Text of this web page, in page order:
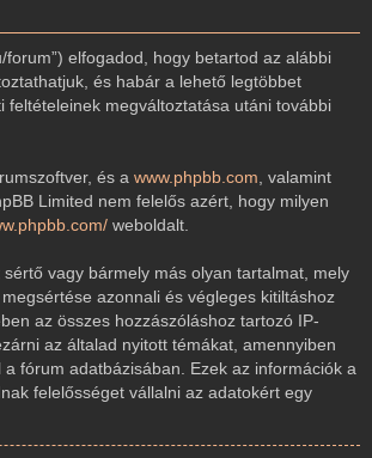
forum”) elfogadod, hogy betartod az alábbi
és habár a lehető legtöbbet
megváltoztatása utáni további
és awww.phpbb.com , valamint
Limited nem felelős azért, hogy milyen
weboldalt.
vagy bármely más olyan tartalmat, mely
azonnali és végleges kitiltáshoz
az összes hozzászóláshoz tartozó IP-
az általad nyitott témákat, amennyiben
fórum adatbázisában. Ezek az információk a
felelősséget vállalni az adatokért egy